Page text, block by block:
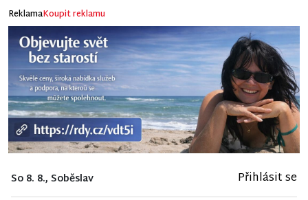
ReklamaKoupit reklamu
So 8. 8., Soběslav Přihlásit se